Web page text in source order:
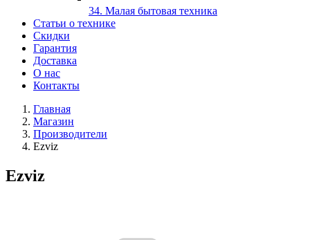
34. Малая бытовая техника
Статьи о технике
Скидки
Гарантия
Доставка
О нас
Контакты
Главная
Магазин
Производители
Ezviz
Ezviz